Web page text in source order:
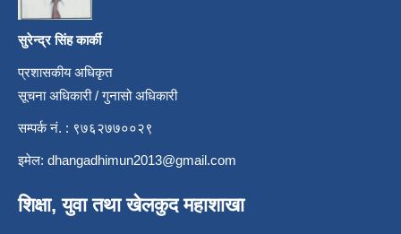
सुरेन्द्र सिंह कार्की
प्रशासकीय अधिकृत
सूचना अधिकारी / गुनासो अधिकारी
सम्पर्क नं. : ९७६२७७००२९
इमेल: dhangadhimun2013@gmail.com
शिक्षा, युवा तथा खेलकुद महाशाखा